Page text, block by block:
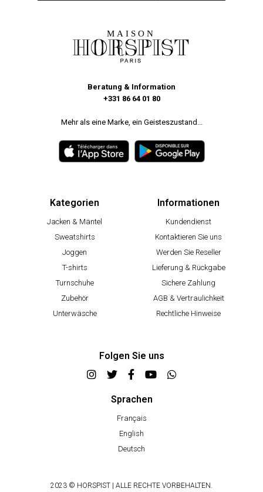
Beratung & Information
+331 86 64 01 80
Mehr als eine Marke, ein Geisteszustand...
Kategorien
Jacken & Mäntel
Sweatshirts
Joggen
T-shirts
Turnschuhe
Zubehör
Unterwäsche
Informationen
Kundendienst
Kontaktieren Sie uns
Werden Sie Reseller
Lieferung & Rückgabe
Sichere Zahlung
AGB & Vertraulichkeit
Rechtliche Hinweise
Folgen Sie uns
Sprachen
Français
English
Deutsch
2023 © HORSPIST | ALLE RECHTE VORBEHALTEN.